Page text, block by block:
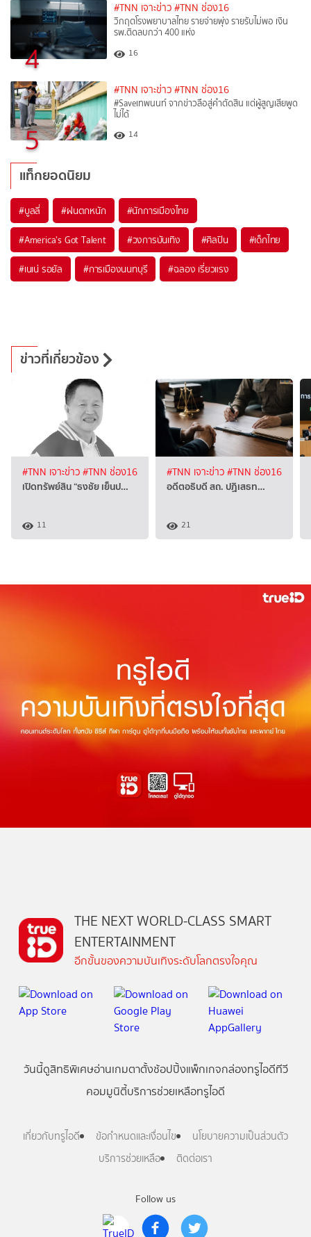
4
#TNN เจาะข่าว #TNN ช่อง16
วิกฤตโรงพยาบาลไทย รายจ่ายพุ่ง รายรับไม่พอ เงิน
รพ.ติดลบกว่า 400 แห่ง
16
5
#TNN เจาะข่าว #TNN ช่อง16
#Saveเทพนนท์ จากข่าวลือสู่คำตัดสิน แต่ผู้สูญเสียพูด
ไม่ได้
14
แท็กยอดนิยม
#บูลลี่ #ฝนตกหนัก #นักการเมืองไทย
#America's Got Talent #วงการบันเทิง #ศิลปิน #เด็กไทย
#เนเน่ รอยัล #การเมืองนนทบุรี #ฉลอง เรี่ยวแรง
ข่าวที่เกี่ยวข้อง
#TNN เจาะข่าว#TNN ช่อง16
เปิดทรัพย์สิน “ธงชัย เย็นป…
11
#TNN เจาะข่าว#TNN ช่อง16
อดีตอธิบดี สถ. ปฏิเสธท…
21
Follow us
THE NEXT WORLD-CLASS SMART
ENTERTAINMENT
อีกขั้นของความบันเทิงระดับโลกตรงใจคุณ
วันนี้ดูสิทธิพิเศษอ่านเกมตาตั้งช้อปปิ้งแพ็กเกจกล่องทรูไอดีทีวี
คอมมูนิตี้บริการช่วยเหลือทรูไอดี
เกี่ยวกับทรูไอดี ข้อกำหนดและเงื่อนไข
นโยบายความเป็นส่วนตัว
บริการช่วยเหลือ
ติดต่อเรา